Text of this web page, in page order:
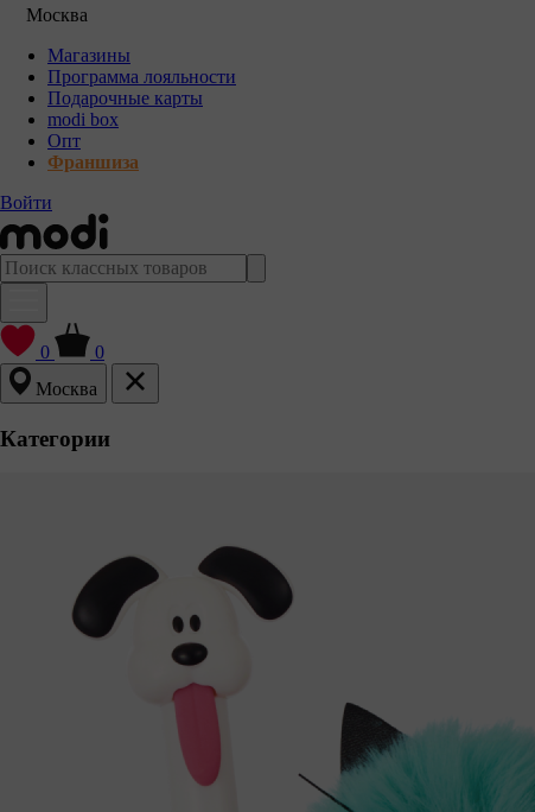
Москва
Магазины
Программа лояльности
Подарочные карты
modi box
Опт
Франшиза
Войти
0
0
Москва
Категории